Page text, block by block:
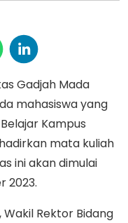
Gadjah Mada
mahasiswa yang
Kampus
mata kuliah
ini akan dimulai
2023.
Rektor Bidang